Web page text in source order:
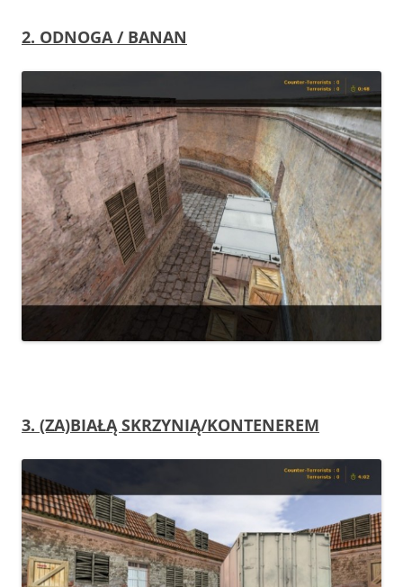
2. ODNOGA / BANAN
3. (ZA)BIAŁĄ SKRZYNIĄ/KONTENEREM